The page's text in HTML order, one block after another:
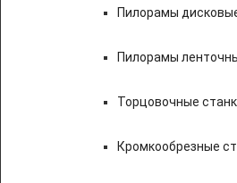
Пилорамы
Пилорамы
Торцовочные
Кромкообрезные